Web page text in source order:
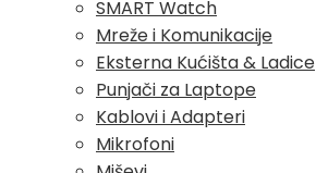
SMART Watch
Mreže i Komunikacije
Eksterna Kućišta & Ladice
Punjači za Laptope
Kablovi i Adapteri
Mikrofoni